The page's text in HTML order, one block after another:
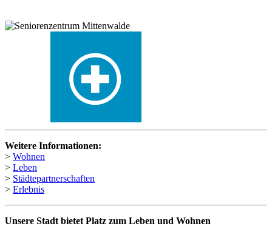
Weitere Informationen:
> Wohnen
> Leben
> Städtepartnerschaften
> Erlebnis
Unsere Stadt bietet Platz zum Leben und Wohnen